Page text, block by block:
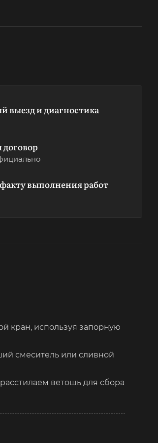
выезд и диагностика
выполнения работ
кран, используя запорную
смеситель или сливной
ветошь для сбора